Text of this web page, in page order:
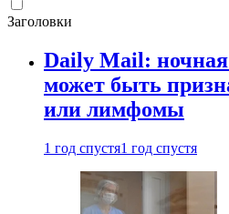
Заголовки
Daily Mail: ночная
может быть
или лимфомы
1 год спустя1 год спустя